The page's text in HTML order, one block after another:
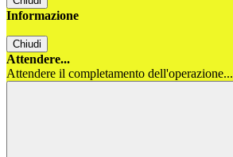
Informazione
Chiudi
Attendere...
Attendere il completamento dell'operazione...